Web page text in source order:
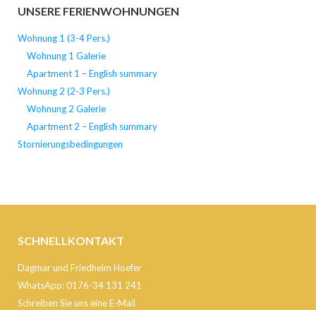
UNSERE FERIENWOHNUNGEN
Wohnung 1 (3-4 Pers.)
Wohnung 1 Galerie
Apartment 1 – English summary
Wohnung 2 (2-3 Pers.)
Wohnung 2 Galerie
Apartment 2 – English summary
Stornierungsbedingungen
SCHNELLKONTAKT
Dagmar und Friedhelm Hoefer
WhatsApp: 0176-34 131 241
Schreiben Sie uns eine E-Mail